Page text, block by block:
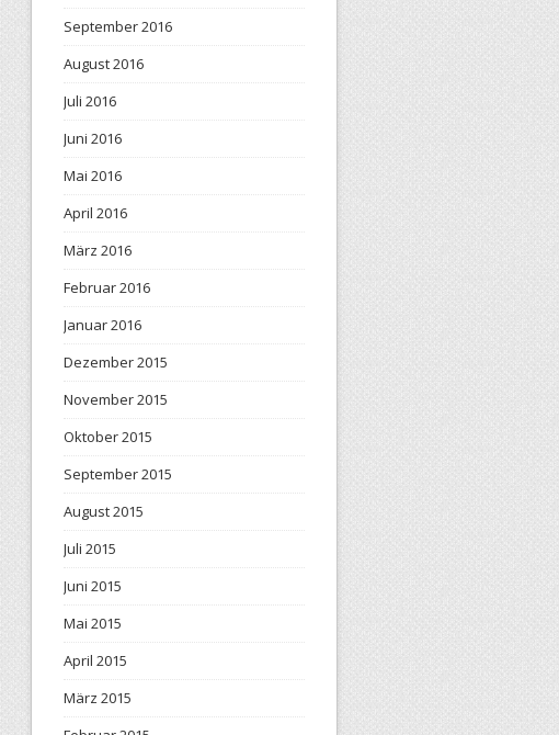
September 2016
August 2016
Juli 2016
Juni 2016
Mai 2016
April 2016
März 2016
Februar 2016
Januar 2016
Dezember 2015
November 2015
Oktober 2015
September 2015
August 2015
Juli 2015
Juni 2015
Mai 2015
April 2015
März 2015